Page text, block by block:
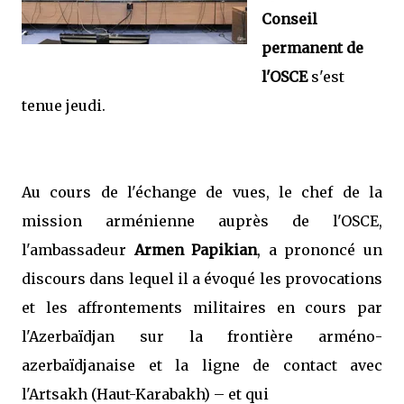
Conseil
permanent de
l'OSCEs'est
tenue jeudi.
Au cours de l'échange de vues, le chef de la
mission arménienne auprès de l'OSCE,
l'ambassadeurArmen Papikian, a prononcé un
discours dans lequel il a évoqué les provocations
et les affrontements militaires en cours par
l'Azerbaïdjan sur la frontière arméno-
azerbaïdjanaise et la ligne de contact avec
l'Artsakh (Haut-Karabakh) – et qui